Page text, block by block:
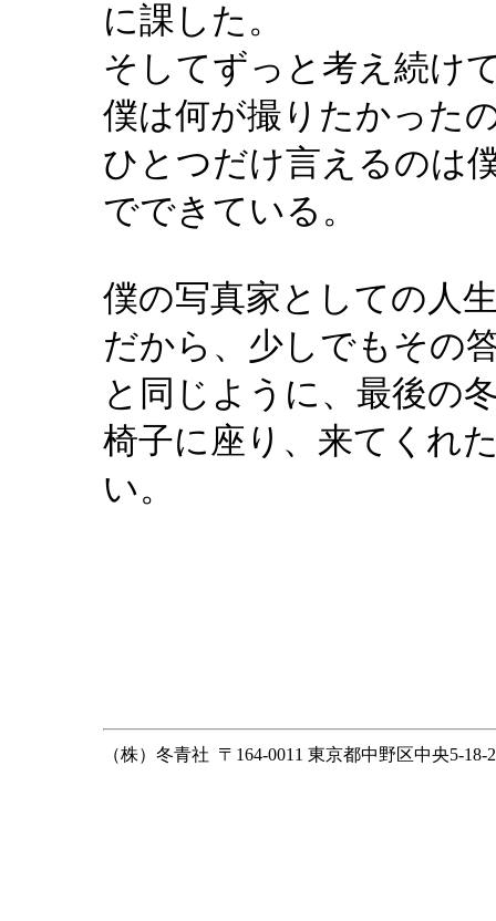
に課した。
そしてずっと考え続け
僕は何が撮りたかった
ひとつだけ言えるのは
でできている。
僕の写真家としての人
だから、少しでもその
と同じように、最後の
椅子に座り、来てくれ
い。
（株）冬青社 〒164-0011 東京都中野区中央5-